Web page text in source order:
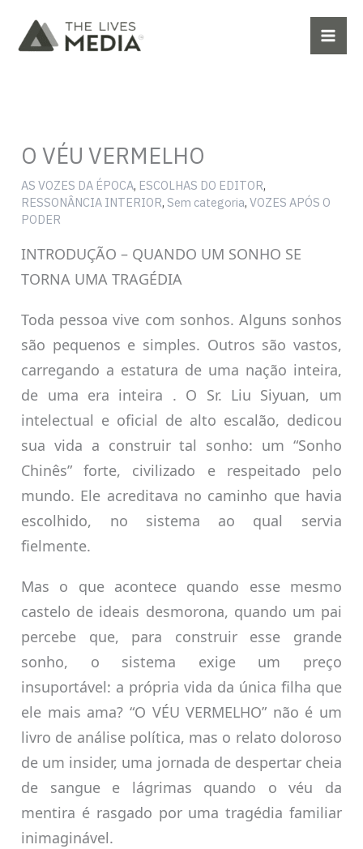
para
O VÉU VERMELHO
AS VOZES DA ÉPOCA, ESCOLHAS DO EDITOR,
RESSONÂNCIA INTERIOR, Sem categoria,VOZES APÓS O
PODER
INTRODUÇÃO – QUANDO UM SONHO SE
TORNA UMA TRAGÉDIA
Toda pessoa vive com sonhos. Alguns sonhos
são pequenos e simples. Outros são vastos,
carregando a estatura de uma nação inteira,
de uma era inteira . O Sr. Liu Siyuan, um
intelectual e oficial de alto escalão, dedicou
sua vida a construir tal sonho: um “Sonho
Chinês” forte, civilizado e respeitado pelo
mundo. Ele acreditava no caminho que havia
escolhido, no sistema ao qual servia
fielmente.
Mas o que acontece quando esse mesmo
castelo de ideais desmorona, quando um pai
percebe que, para construir esse grande
sonho, o sistema exige um preço
insuportável: a própria vida da única filha que
ele mais ama? “O VÉU VERMELHO” não é um
livro de análise política, mas o relato doloroso
de um insider, uma jornada de despertar cheia
de sangue e lágrimas quando o véu da
mentira é rasgado por uma tragédia familiar
inimaginável.